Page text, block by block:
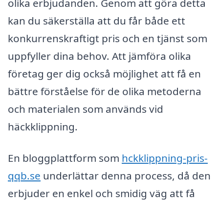
olika erbjudanden. Genom att göra detta
kan du säkerställa att du får både ett
konkurrenskraftigt pris och en tjänst som
uppfyller dina behov. Att jämföra olika
företag ger dig också möjlighet att få en
bättre förståelse för de olika metoderna
och materialen som används vid
häckklippning.
En bloggplattform som hckklippning-pris-
qqb.se underlättar denna process, då den
erbjuder en enkel och smidig väg att få